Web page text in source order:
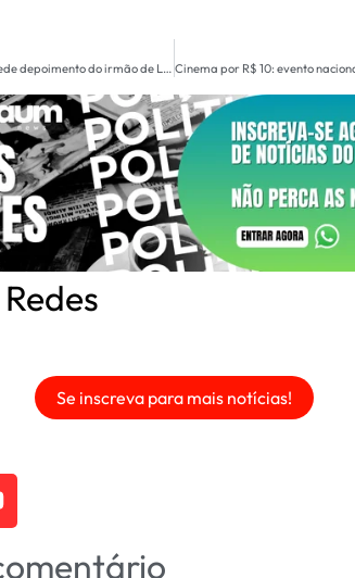
Oposição pressiona e pede depoimento do irmão de Lula na CPMI do INSS
Se inscreva para mais notícias!